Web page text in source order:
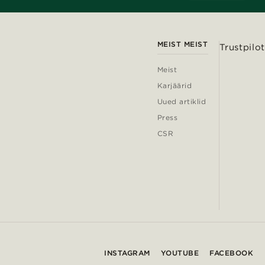
MEIST MEIST
Meist
Karjäärid
Uued artiklid
Press
CSR
Trustpilot
INSTAGRAM YOUTUBE FACEBOOK